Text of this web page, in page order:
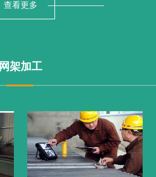
查看更多
网架加工